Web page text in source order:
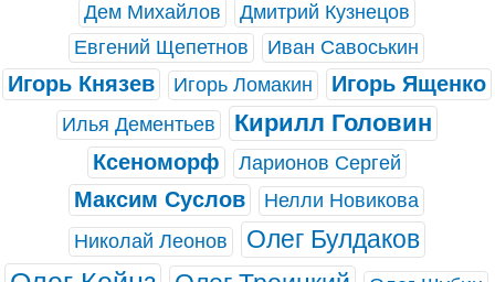
Дем Михайлов
Дмитрий Кузнецов
Евгений Щепетнов
Иван Савоськин
Игорь Князев Игорь Ломакин Игорь Ященко
Илья Дементьев Кирилл Головин
Ксеноморф Ларионов Сергей
Максим Суслов
Нелли Новикова
Николай Леонов
Олег Булдаков